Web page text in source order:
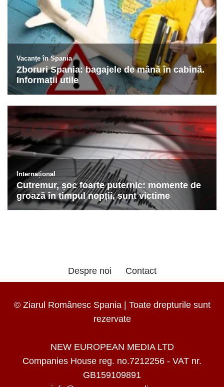
Despre noi Contact
© Ziarul Românesc Spania | Toate drepturile sunt
rezervate
NEW EUROPEAN MEDIA LTD
Companies House reg. no.7212256 - VAT nr.
GB159109891